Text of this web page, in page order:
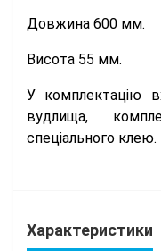
Довжина 600 мм.
Висота 55 мм.
У комплектацію
вудлища,
спеціального клею.
Характеристики